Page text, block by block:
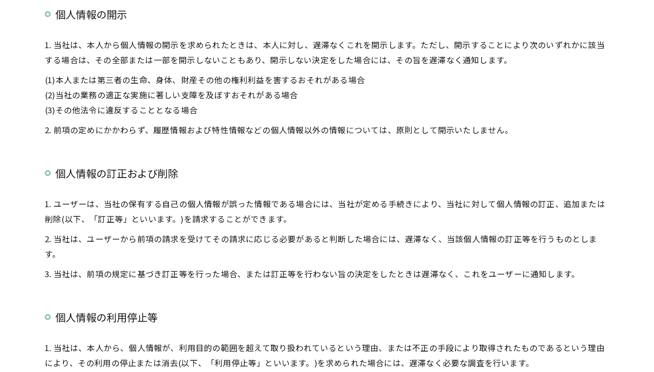
個人情報の開示
1. 当社は、本人から個人情報の開示を求められたときは、本人に対し、遅滞なくこれを開示します。ただし、開示することにより次のいずれかに該当
する場合は、その全部または一部を開示しないこともあり、開示しない決定をした場合には、その旨を遅滞なく通知します。
(1)本人または第三者の生命、身体、財産その他の権利利益を害するおそれがある場合
(2)当社の業務の適正な実施に著しい支障を及ぼすおそれがある場合
(3)その他法令に違反することとなる場合
2. 前項の定めにかかわらず、履歴情報および特性情報などの個人情報以外の情報については、原則として開示いたしません。
個人情報の訂正および削除
1. ユーザーは、当社の保有する自己の個人情報が誤った情報である場合には、当社が定める手続きにより、当社に対して個人情報の訂正、追加または
削除(以下、「訂正等」といいます。)を請求することができます。
2. 当社は、ユーザーから前項の請求を受けてその請求に応じる必要があると判断した場合には、遅滞なく、当該個人情報の訂正等を行うものとしま
す。
3. 当社は、前項の規定に基づき訂正等を行った場合、または訂正等を行わない旨の決定をしたときは遅滞なく、これをユーザーに通知します。
個人情報の利用停止等
1. 当社は、本人から、個人情報が、利用目的の範囲を超えて取り扱われているという理由、または不正の手段により取得されたものであるという理由
により、その利用の停止または消去(以下、「利用停止等」といいます。)を求められた場合には、遅滞なく必要な調査を行います。